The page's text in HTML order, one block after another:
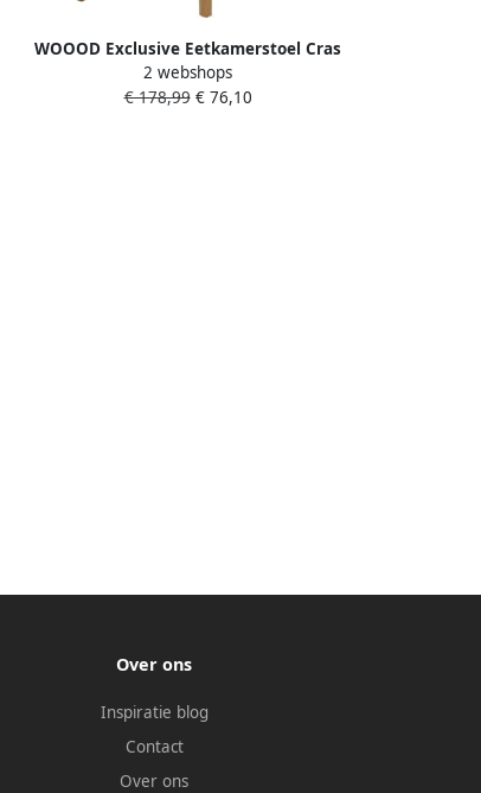
WOOOD Exclusive Eetkamerstoel Cras
Essen Naturel
2 webshops
€ 178,99€ 76,10
Over ons
Inspiratie blog
Contact
Over ons